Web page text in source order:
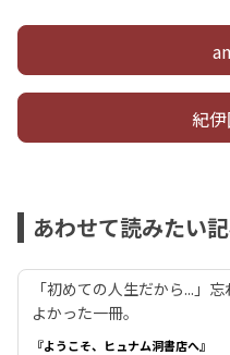
紀
あわせて読みたい
「初めての人生だから...」
よかった一冊。
『ようこそ、ヒュナム洞書店へ』